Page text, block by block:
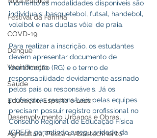
Festival da Farinha
COVD-19
Dengue
Vacinômetro
Saúde
Educação, Esporte e Lazer
Desenvolvimento Urbanos e Obras
Agricultura, Pesca e Abastecimento
momento as modalidades disponíveis são
individuais: basquetebol, futsal, handebol,
voleibol e nas duplas vôlei de praia.
Para realizar a inscrição, os estudantes
devem apresentar documento de
identificação (RG) e o termo de
responsabilidade devidamente assinado
pelos pais ou responsáveis. Já os
professores responsáveis pelas equipes
precisam possuir registro profissional no
Conselho Regional de Educação Física
(CREF), garantindo a regularidade da